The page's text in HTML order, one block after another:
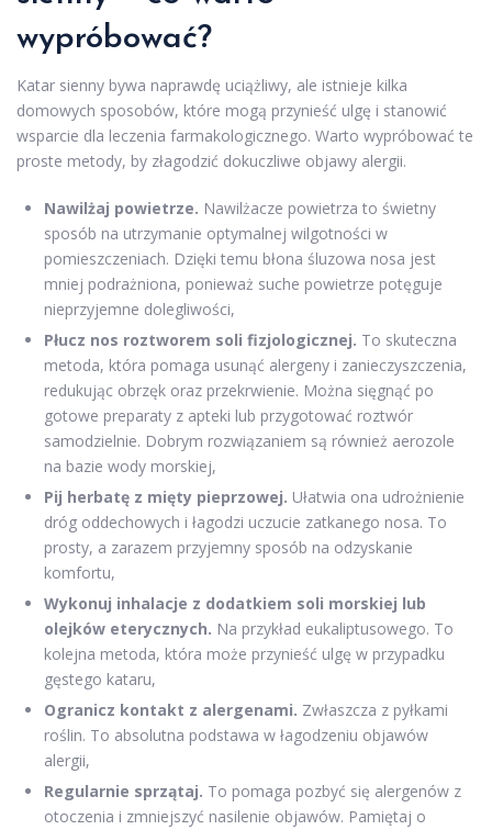
wypróbować?
Katar sienny bywa naprawdę uciążliwy, ale istnieje kilka
domowych sposobów, które mogą przynieść ulgę i stanowić
wsparcie dla leczenia farmakologicznego. Warto wypróbować te
proste metody, by złagodzić dokuczliwe objawy alergii.
Nawilżaj powietrze. Nawilżacze powietrza to świetny
sposób na utrzymanie optymalnej wilgotności w
pomieszczeniach. Dzięki temu błona śluzowa nosa jest
mniej podrażniona, ponieważ suche powietrze potęguje
nieprzyjemne dolegliwości,
Płucz nos roztworem soli fizjologicznej. To skuteczna
metoda, która pomaga usunąć alergeny i zanieczyszczenia,
redukując obrzęk oraz przekrwienie. Można sięgnąć po
gotowe preparaty z apteki lub przygotować roztwór
samodzielnie. Dobrym rozwiązaniem są również aerozole
na bazie wody morskiej,
Pij herbatę z mięty pieprzowej. Ułatwia ona udrożnienie
dróg oddechowych i łagodzi uczucie zatkanego nosa. To
prosty, a zarazem przyjemny sposób na odzyskanie
komfortu,
Wykonuj inhalacje z dodatkiem soli morskiej lub
olejków eterycznych. Na przykład eukaliptusowego. To
kolejna metoda, która może przynieść ulgę w przypadku
gęstego kataru,
Ogranicz kontakt z alergenami. Zwłaszcza z pyłkami
roślin. To absolutna podstawa w łagodzeniu objawów
alergii,
Regularnie sprzątaj. To pomaga pozbyć się alergenów z
otoczenia i zmniejszyć nasilenie objawów. Pamiętaj o